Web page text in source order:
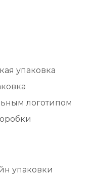
упаковка
логотипом
упаковки